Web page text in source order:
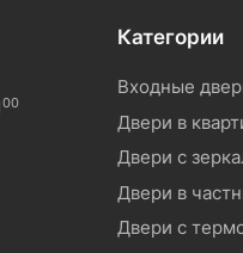
00
Категории
Входные
Двери в
Двери с
Двери в
Двери с